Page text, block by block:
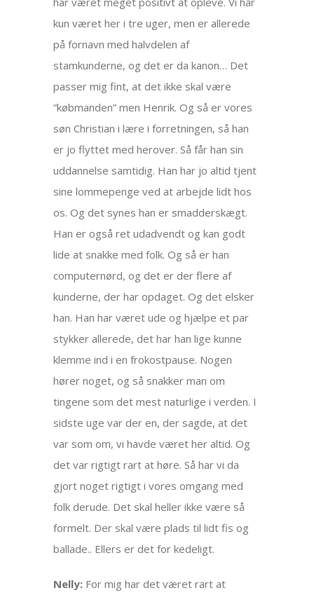
kun været her i tre uger, men er allerede
på fornavn med halvdelen af
stamkunderne, og det er da kanon… Det
passer mig fint, at det ikke skal være
”købmanden” men Henrik. Og så er vores
søn Christian i lære i forretningen, så han
er jo flyttet med herover. Så får han sin
uddannelse samtidig. Han har jo altid tjent
sine lommepenge ved at arbejde lidt hos
os. Og det synes han er smadderskægt.
Han er også ret udadvendt og kan godt
lide at snakke med folk. Og så er han
computernørd, og det er der flere af
kunderne, der har opdaget. Og det elsker
han. Han har været ude og hjælpe et par
stykker allerede, det har han lige kunne
klemme ind i en frokostpause. Nogen
hører noget, og så snakker man om
tingene som det mest naturlige i verden. I
sidste uge var der en, der sagde, at det
var som om, vi havde været her altid. Og
det var rigtigt rart at høre. Så har vi da
gjort noget rigtigt i vores omgang med
folk derude. Det skal heller ikke være så
formelt. Der skal være plads til lidt fis og
ballade.. Ellers er det for kedeligt.
Nelly: For mig har det været rart at